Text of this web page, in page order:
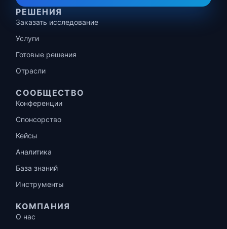
РЕШЕНИЯ
Заказать исследование
Услуги
Готовые решения
Отрасли
СООБЩЕСТВО
Конференции
Спонсорство
Кейсы
Аналитика
База знаний
Инструменты
КОМПАНИЯ
О нас